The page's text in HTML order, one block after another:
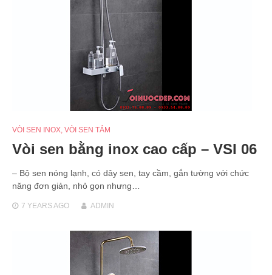
VÒI SEN INOX, VÒI SEN TẮM
Vòi sen bằng inox cao cấp – VSI 06
– Bộ sen nóng lạnh, có dây sen, tay cầm, gắn tường với chức
năng đơn giản, nhỏ gọn nhưng…
7 YEARSAGO ADMIN